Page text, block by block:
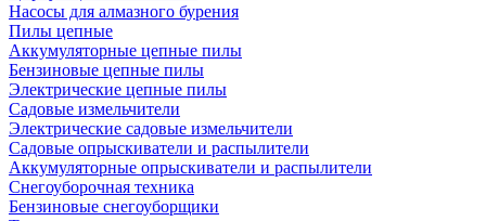
Насосы для алмазного бурения
Пилы цепные
Аккумуляторные цепные пилы
Бензиновые цепные пилы
Электрические цепные пилы
Садовые измельчители
Электрические садовые измельчители
Садовые опрыскиватели и распылители
Аккумуляторные опрыскиватели и распылители
Снегоуборочная техника
Бензиновые снегоуборщики